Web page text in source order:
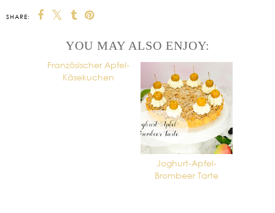
SHARE:
YOU MAY ALSO ENJOY:
Joghurt-Apfel-
Brombeer Tarte